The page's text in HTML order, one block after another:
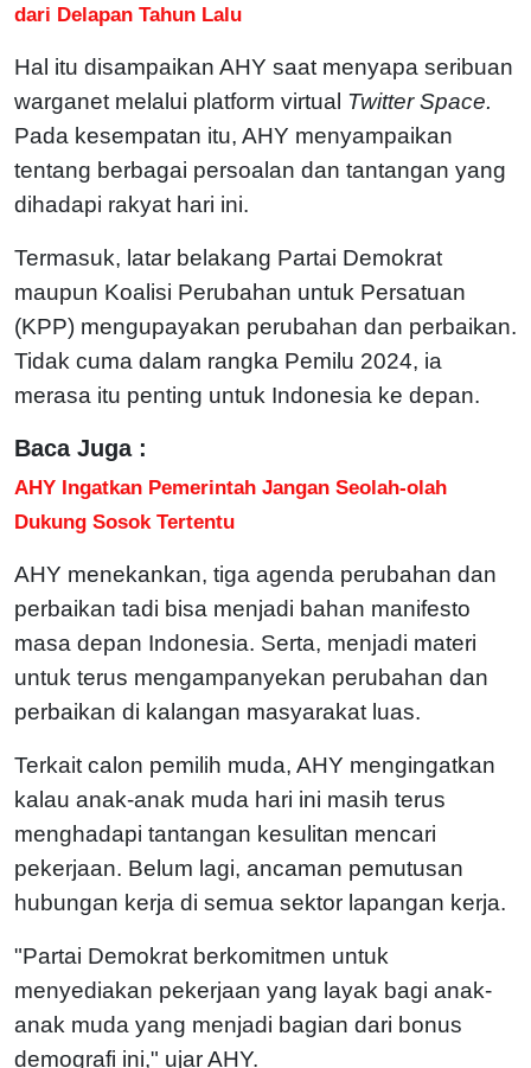
dari Delapan Tahun Lalu
Hal itu disampaikan AHY saat menyapa seribuan
warganet melalui platform virtual Twitter Space.
Pada kesempatan itu, AHY menyampaikan
tentang berbagai persoalan dan tantangan yang
dihadapi rakyat hari ini.
Termasuk, latar belakang Partai Demokrat
maupun Koalisi Perubahan untuk Persatuan
(KPP) mengupayakan perubahan dan perbaikan.
Tidak cuma dalam rangka Pemilu 2024, ia
merasa itu penting untuk Indonesia ke depan.
Baca Juga :
AHY Ingatkan Pemerintah Jangan Seolah-olah
Dukung Sosok Tertentu
AHY menekankan, tiga agenda perubahan dan
perbaikan tadi bisa menjadi bahan manifesto
masa depan Indonesia. Serta, menjadi materi
untuk terus mengampanyekan perubahan dan
perbaikan di kalangan masyarakat luas.
Terkait calon pemilih muda, AHY mengingatkan
kalau anak-anak muda hari ini masih terus
menghadapi tantangan kesulitan mencari
pekerjaan. Belum lagi, ancaman pemutusan
hubungan kerja di semua sektor lapangan kerja.
"Partai Demokrat berkomitmen untuk
menyediakan pekerjaan yang layak bagi anak-
anak muda yang menjadi bagian dari bonus
demografi ini," ujar AHY.